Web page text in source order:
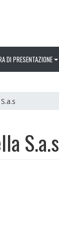
DI PRESENTAZIONE
S.a.s